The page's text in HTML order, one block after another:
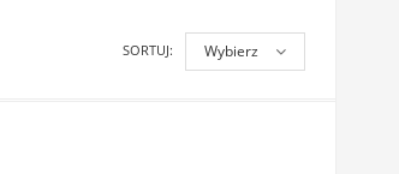
SORTUJ: Wybierz